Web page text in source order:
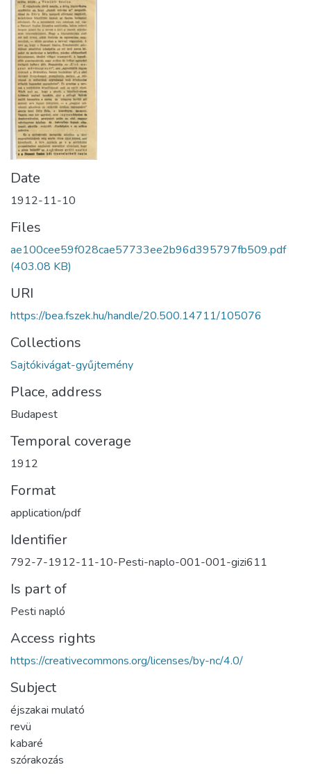
Date
1912-11-10
Files
ae100cee59f028cae57733ee2b96d395797fb509.pdf
(403.08 KB)
URI
https://bea.fszek.hu/handle/20.500.14711/105076
Collections
Sajtókivágat-gyűjtemény
Place, address
Budapest
Temporal coverage
1912
Format
application/pdf
Identifier
792-7-1912-11-10-Pesti-naplo-001-001-gizi611
Is part of
Pesti napló
Access rights
https://creativecommons.org/licenses/by-nc/4.0/
Subject
éjszakai mulató
revü
kabaré
szórakozás